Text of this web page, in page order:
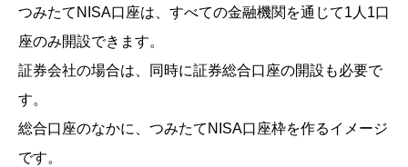
つみたてNISA口座は、すべての金融機関を通じて1人1口
座のみ開設できます。
証券会社の場合は、同時に証券総合口座の開設も必要で
す。
総合口座のなかに、つみたてNISA口座枠を作るイメージ
です。